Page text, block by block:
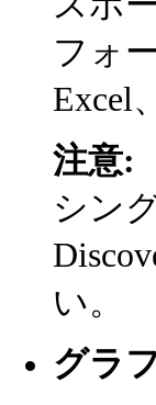
フォ
Excel
注意:
シン
い。
グラ